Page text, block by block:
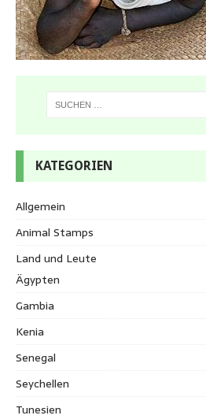
KATEGORIEN
Allgemein
Animal Stamps
Land und Leute
Ägypten
Gambia
Kenia
Senegal
Seychellen
Tunesien